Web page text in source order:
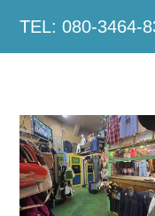
TEL: 080-3464-